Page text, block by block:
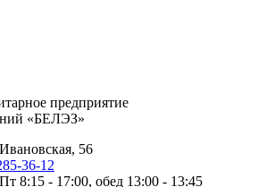
предприятие
«БЕЛЭЗ»
56
36-12
8:15 - 17:00, обед 13:00 - 13:45